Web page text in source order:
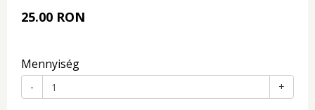
25.00 RON
Mennyiség
- +